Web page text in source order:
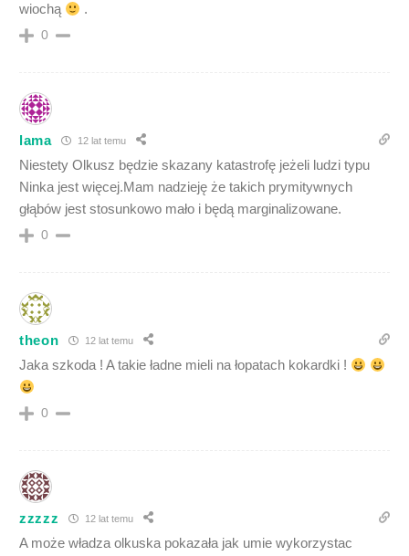
wiochą
.
0
lama 12 lat temu
Niestety Olkusz będzie skazany katastrofę jeżeli ludzi typu
Ninka jest więcej.Mam nadzieję że takich prymitywnych
głąbów jest stosunkowo mało i będą marginalizowane.
0
theon 12 lat temu
Jaka szkoda ! A takie ładne mieli na łopatach kokardki !
0
zzzzz 12 lat temu
A może władza olkuska pokazała jak umie wykorzystac